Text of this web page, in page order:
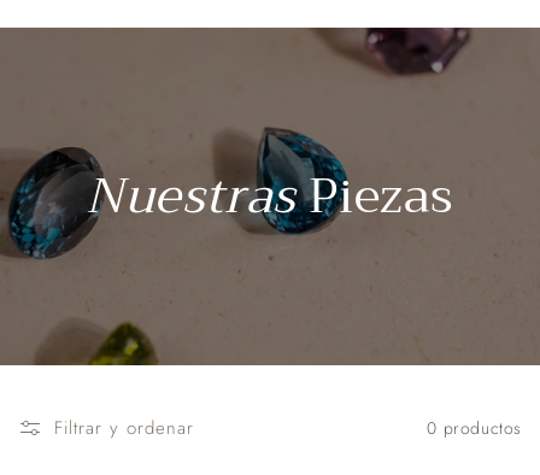
NuestrasPiezas
Filtrar y ordenar 0 productos